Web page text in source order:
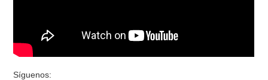
Síguenos: